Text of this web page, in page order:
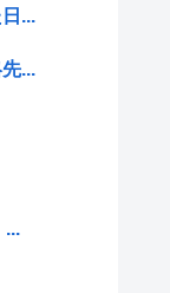
...
...
...